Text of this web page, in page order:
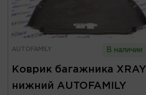
AUTOFAMILY В наличии
Коврик багажника XRAY
нижний AUTOFAMILY